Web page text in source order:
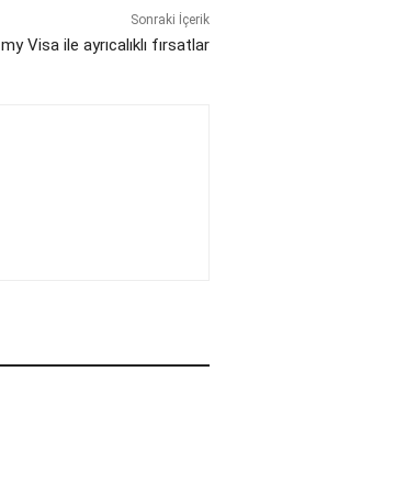
Sonraki İçerik
my Visa ile ayrıcalıklı fırsatlar